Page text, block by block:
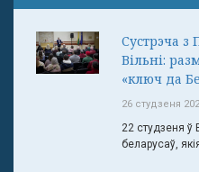
Сустрэча
Вільні:
«ключ да
26 студзеня
22 студзеня ў
беларусаў,